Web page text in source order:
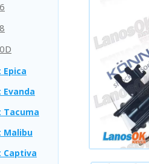
Epica
Tacuma
Malibu
Captiva